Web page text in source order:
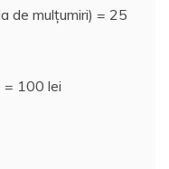
de mulțumiri) = 25
= 100 lei